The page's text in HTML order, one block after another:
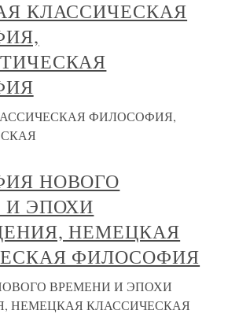
КЛАССИЧЕСКАЯ
ФИЛОСОФИЯ,
НОВОГО
ЭПОХИ
НЕМЕЦКАЯ
ФИЛОСОФИЯ
ВРЕМЕНИ И ЭПОХИ
НЕМЕЦКАЯ КЛАССИЧЕСКАЯ